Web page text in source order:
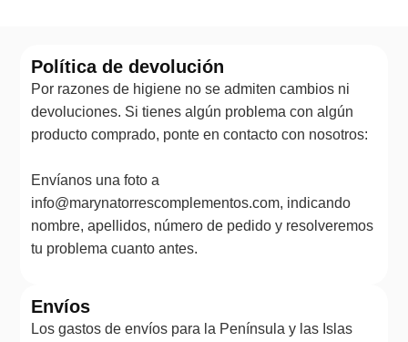
Política de devolución
Por razones de higiene no se admiten cambios ni
devoluciones. Si tienes algún problema con algún
producto comprado, ponte en contacto con nosotros:
Envíanos una foto a
info@marynatorrescomplementos.com, indicando
nombre, apellidos, número de pedido y resolveremos
tu problema cuanto antes.
Envíos
Los gastos de envíos para la Península y las Islas